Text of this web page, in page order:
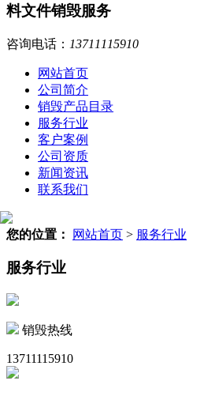
料文件销毁服务
咨询电话： 13711115910
网站首页
公司简介
销毁产品目录
服务行业
客户案例
公司资质
新闻资讯
联系我们
您的位置： 网站首页 > 服务行业
服务行业
销毁热线
13711115910